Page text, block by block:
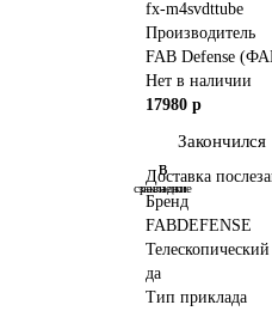
fx-m4svdttube
Производитель
FAB Defense
Нет в наличии
17980 р
Закончился
В
закладки
В
сравнение
Доставка
Бренд
FABDEFENSE
Телескопический
да
Тип приклада